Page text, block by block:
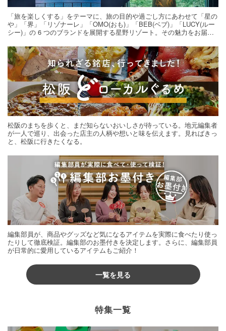
「旅を楽しくする」をテーマに、旅の目的や過ごし方にあわせて「星の
や」「界」「リゾナーレ」「OMO(おも)」「BEB(ベブ)」「LUCY(ルー
シー)」の 6 つのブランドを展開する星野リゾート。その魅力をお届け
松阪のまちを歩くと、まだ知らないおいしさが待っている。地元編集者
が一人で巡り、出会った店主の人柄や想いと味を伝えます。見ればきっ
と、松阪に行きたくなる。
編集部員が、商品やグッズなど気になるアイテムを実際に食べたり使っ
たりして徹底検証。編集部のお墨付きを決定します。さらに、編集部員
が日常的に愛用しているアイテムもご紹介！
一覧を見る
特集一覧